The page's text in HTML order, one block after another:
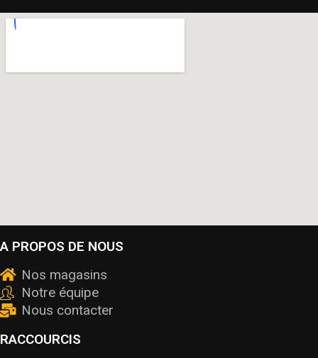
A PROPOS DE NOUS
Nos magasins
Notre équipe
Nous contacter
RACCOURCIS